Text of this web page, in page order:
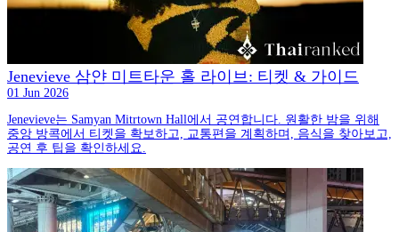
Jenevieve 삼얀 미트타운 홀 라이브: 티켓 & 가이드
01 Jun 2026
Jenevieve는 Samyan Mitrtown Hall에서 공연합니다. 원활한 밤을 위해
중앙 방콕에서 티켓을 확보하고, 교통편을 계획하며, 음식을 찾아보고,
공연 후 팁을 확인하세요.